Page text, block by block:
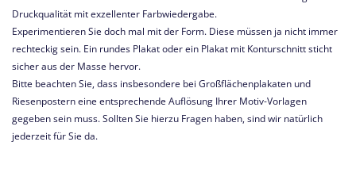
Druckqualität mit exzellenter Farbwiedergabe.
Experimentieren Sie doch mal mit der Form. Diese müssen ja nicht immer
rechteckig sein. Ein rundes Plakat oder ein Plakat mit Konturschnitt sticht
sicher aus der Masse hervor.
Bitte beachten Sie, dass insbesondere bei Großflächenplakaten und
Riesenpostern eine entsprechende Auflösung Ihrer Motiv-Vorlagen
gegeben sein muss. Sollten Sie hierzu Fragen haben, sind wir natürlich
jederzeit für Sie da.